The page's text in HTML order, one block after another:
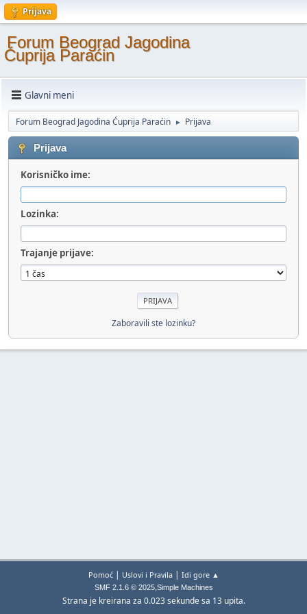
Prijava
Forum Beograd Jagodina
Ćuprija Paraćin
Glavni meni
Forum Beograd Jagodina Ćuprija Paraćin ► Prijava
Prijava
Korisničko ime:
Lozinka:
Trajanje prijave:
Zaboravili ste lozinku?
Pomoć| Uslovi i Pravila| Idi gore ▲
SMF 2.1.6 © 2025,Simple Machines
Strana je kreirana za 0.023 sekunde sa 13 upita.